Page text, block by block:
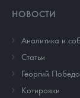
НОВОСТИ
Аналитика и
Cтатьи
Георгий
Котировки